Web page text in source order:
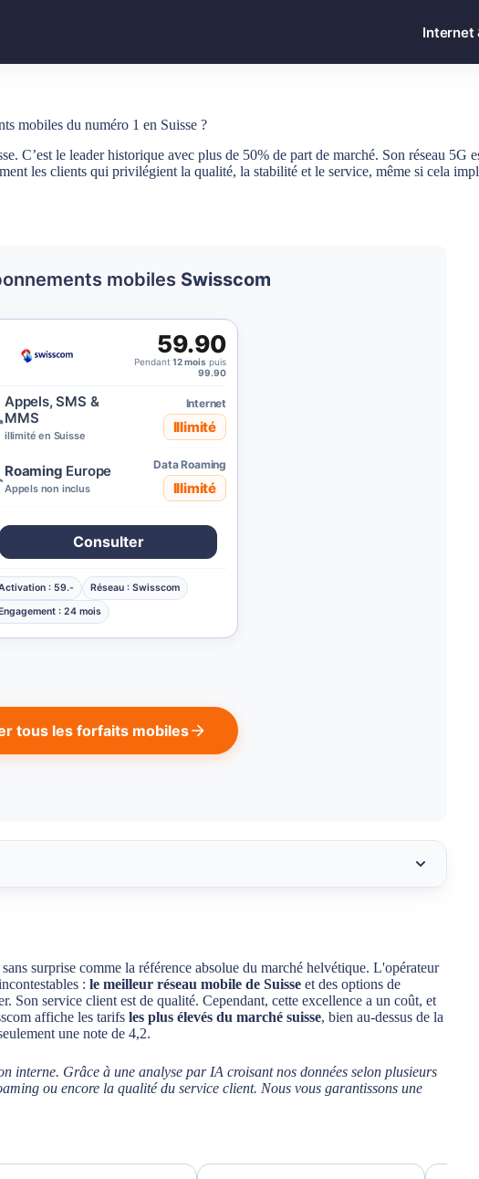
Internet
mobiles du numéro 1 en Suisse ?
C’est le leader historique avec plus de 50% de part de marché. Son réseau
les clients qui privilégient la qualité, la stabilité et le service, même si cela
mobiles Swisscom
59.90
Pendant 12 mois puis
99.90
Appels, SMS &
MMS
illimité en Suisse
Internet
Illimité
Roaming Europe
Appels non inclus
Data Roaming
Illimité
Consulter
: 59.-
Réseau : Swisscom
: 24 mois
tous les forfaits mobiles
de la 5G en Suisse
ligne sur Swisscom sont-ils si bas ?
mobiles Swisscom
surprise comme la référence absolue du marché helvétique. L'opérateur
: le meilleur réseau mobile de Suisse et des options de
Son service client est de qualité. Cependant, cette excellence a un coût, et
affiche les tarifs les plus élevés du marché suisse, bien au-dessus de la
une note de 4,2.
interne. Grâce à une analyse par IA croisant nos données selon plusieurs
ou encore la qualité du service client. Nous vous garantissons une